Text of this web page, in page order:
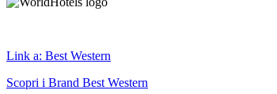
Link a: Best Western
Scopri i Brand Best Western